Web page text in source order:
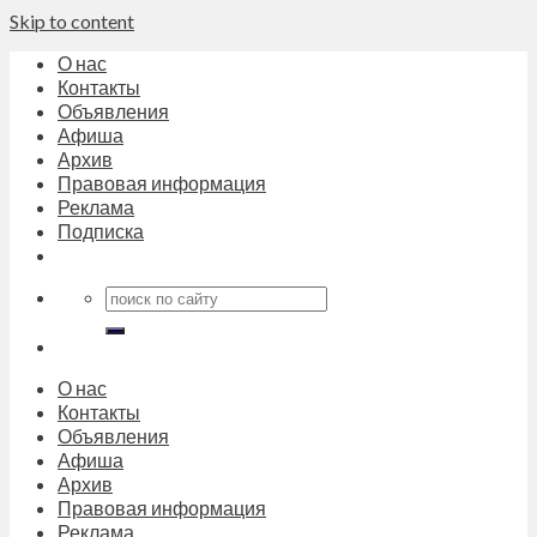
Skip to content
О нас
Контакты
Объявления
Афиша
Архив
Правовая информация
Реклама
Подписка
О нас
Контакты
Объявления
Афиша
Архив
Правовая информация
Реклама